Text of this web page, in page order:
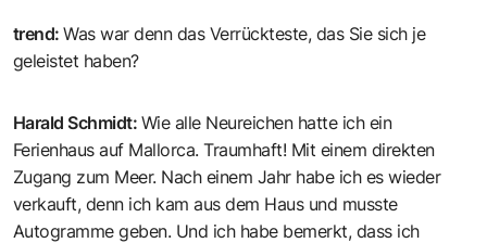
trend:Was war denn das Verrückteste, das Sie sich je
geleistet haben?
Harald Schmidt: Wie alle Neureichen hatte ich ein
Ferienhaus auf Mallorca. Traumhaft! Mit einem direkten
Zugang zum Meer. Nach einem Jahr habe ich es wieder
verkauft, denn ich kam aus dem Haus und musste
Autogramme geben. Und ich habe bemerkt, dass ich